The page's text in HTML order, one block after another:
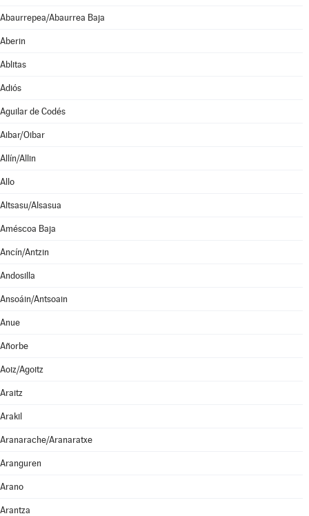
Abaurrepea/Abaurrea Baja
Aberin
Ablitas
Adiós
Aguilar de Codés
Aibar/Oibar
Allín/Allin
Allo
Altsasu/Alsasua
Améscoa Baja
Ancín/Antzin
Andosilla
Ansoáin/Antsoain
Anue
Añorbe
Aoiz/Agoitz
Araitz
Arakil
Aranarache/Aranaratxe
Aranguren
Arano
Arantza